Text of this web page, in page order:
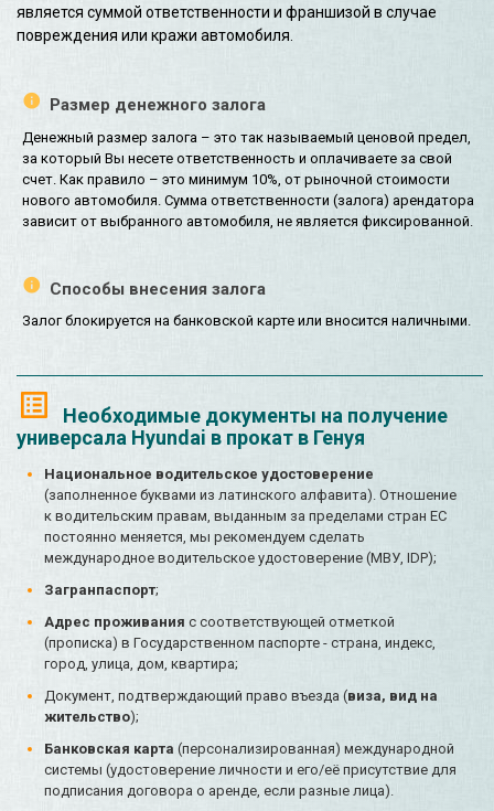
является суммой ответственности и франшизой в случае
повреждения или кражи автомобиля.
Размер денежного залога
Денежный размер залога – это так называемый ценовой предел,
за который Вы несете ответственность и оплачиваете за свой
счет. Как правило – это минимум 10%, от рыночной стоимости
нового автомобиля. Сумма ответственности (залога) арендатора
зависит от выбранного автомобиля, не является фиксированной.
Способы внесения залога
Залог блокируется на банковской карте или вносится наличными.
Необходимые документы на получение
универсала Hyundai в прокат в Генуя
Национальное водительское удостоверение
(заполненное буквами из латинского алфавита). Отношение
к водительским правам, выданным за пределами стран ЕС
постоянно меняется, мы рекомендуем сделать
международное водительское удостоверение (МВУ, IDP);
Загранпаспорт;
Адрес проживания с соответствующей отметкой
(прописка) в Государственном паспорте - страна, индекс,
город, улица, дом, квартира;
Документ, подтверждающий право въезда (виза, вид на
жительство);
Банковская карта (персонализированная) международной
системы (удостоверение личности и его/её присутствие для
подписания договора о аренде, если разные лица).